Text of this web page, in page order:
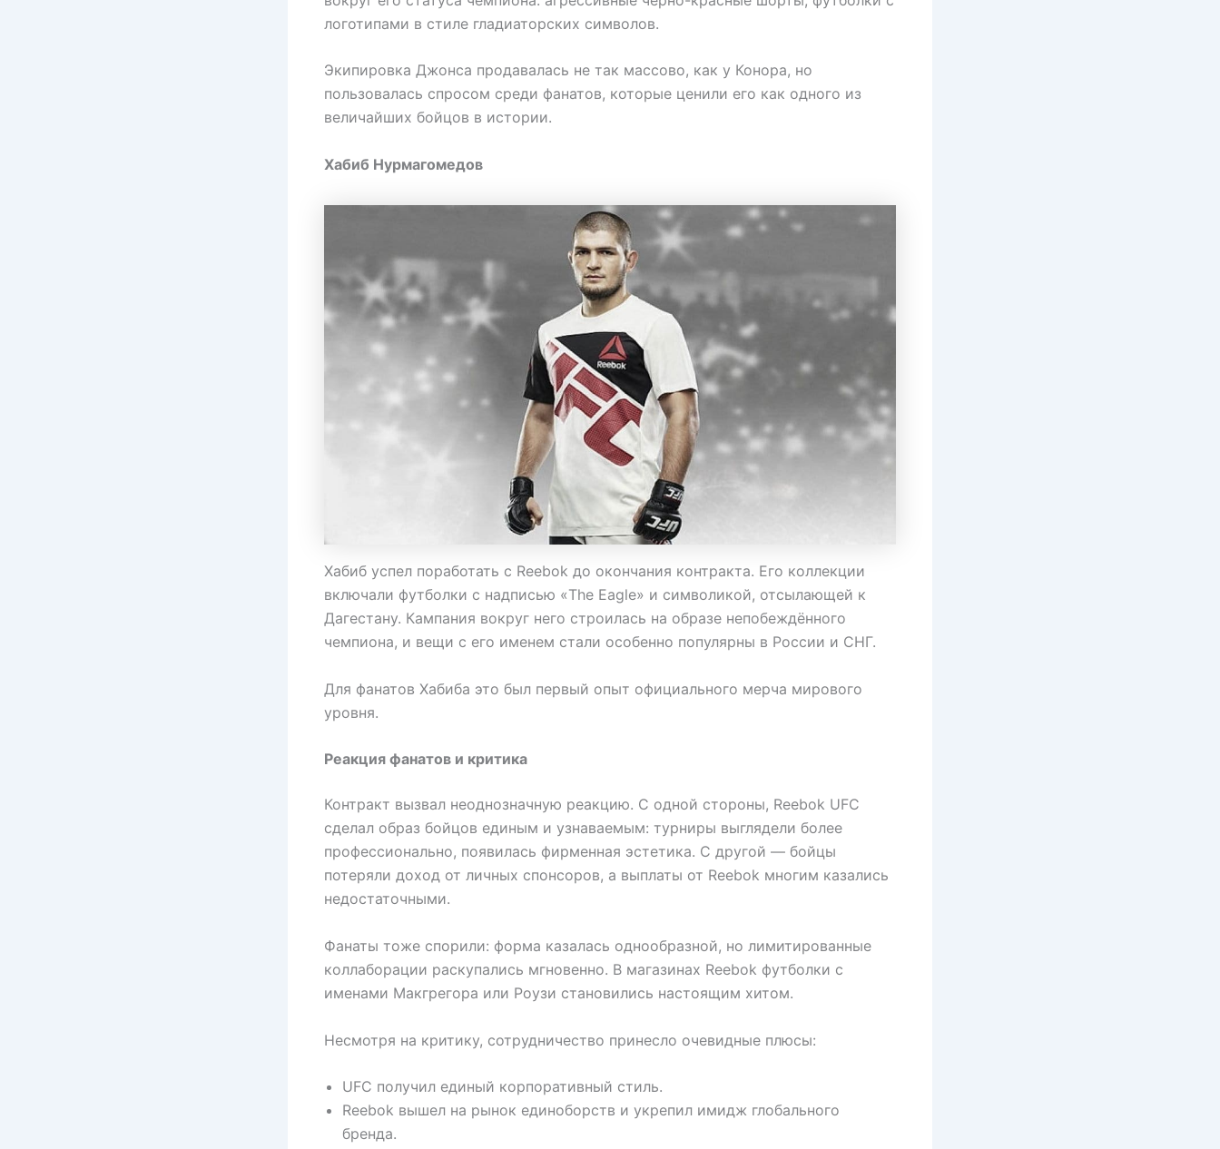
логотипами в стиле гладиаторских символов.
Экипировка Джонса продавалась не так массово, как у Конора, но
пользовалась спросом среди фанатов, которые ценили его как одного из
величайших бойцов в истории.
Хабиб Нурмагомедов
Хабиб успел поработать с Reebok до окончания контракта. Его коллекции
включали футболки с надписью «The Eagle» и символикой, отсылающей к
Дагестану. Кампания вокруг него строилась на образе непобеждённого
чемпиона, и вещи с его именем стали особенно популярны в России и СНГ.
Для фанатов Хабиба это был первый опыт официального мерча мирового
уровня.
Реакция фанатов и критика
Контракт вызвал неоднозначную реакцию. С одной стороны, Reebok UFC
сделал образ бойцов единым и узнаваемым: турниры выглядели более
профессионально, появилась фирменная эстетика. С другой — бойцы
потеряли доход от личных спонсоров, а выплаты от Reebok многим казались
недостаточными.
Фанаты тоже спорили: форма казалась однообразной, но лимитированные
коллаборации раскупались мгновенно. В магазинах Reebok футболки с
именами Макгрегора или Роузи становились настоящим хитом.
Несмотря на критику, сотрудничество принесло очевидные плюсы:
UFC получил единый корпоративный стиль.
Reebok вышел на рынок единоборств и укрепил имидж глобального
бренда.